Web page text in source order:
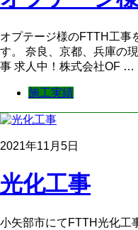
オプテージ様のFTTH工事
す。 奈良、京都、兵庫の
事 求人中！株式会社OF …
施工実績
2021年11月5日
光化工事
小矢部市にてFTTH光化工